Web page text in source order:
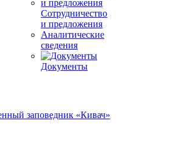
Сотрудничество
и предложения
Аналитические
сведения
Документы